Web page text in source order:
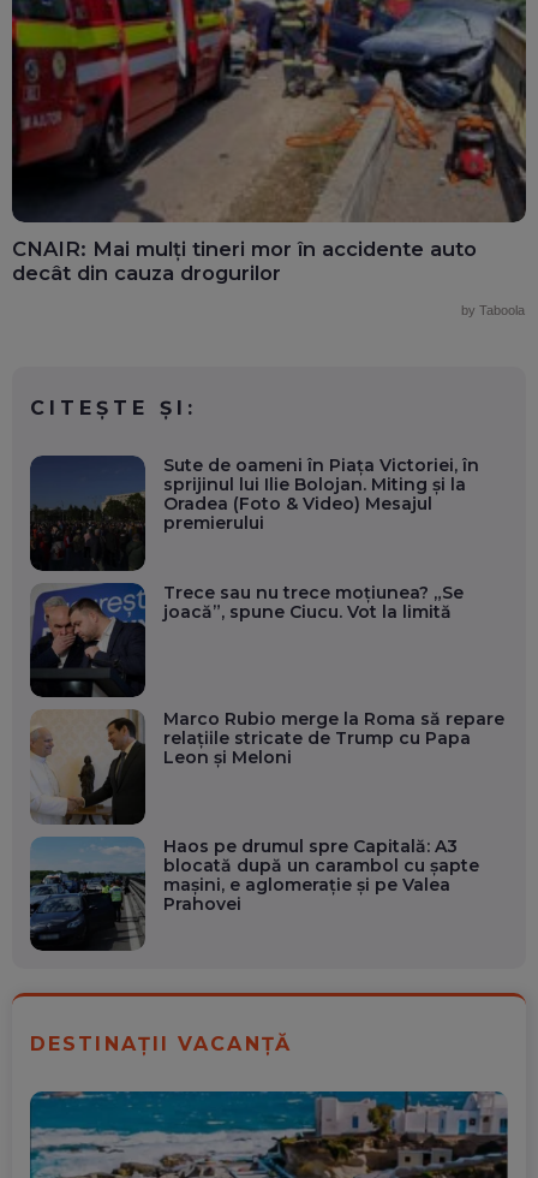
CNAIR: Mai mulți tineri mor în accidente auto
decât din cauza drogurilor
by Taboola
CITEȘTE ȘI:
Sute de oameni în Piața Victoriei, în
sprijinul lui Ilie Bolojan. Miting și la
Oradea (Foto & Video) Mesajul
premierului
Trece sau nu trece moțiunea? „Se
joacă”, spune Ciucu. Vot la limită
Marco Rubio merge la Roma să repare
relațiile stricate de Trump cu Papa
Leon și Meloni
Haos pe drumul spre Capitală: A3
blocată după un carambol cu șapte
mașini, e aglomerație și pe Valea
Prahovei
DESTINAȚII VACANȚĂ